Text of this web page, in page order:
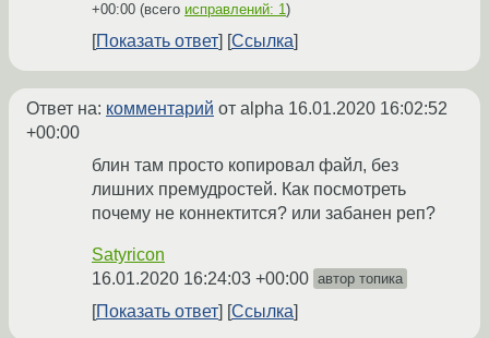
+00:00 (всего исправлений: 1)
Показать ответ Ссылка
Ответ на: комментарий от alpha 16.01.2020 16:02:52
+00:00
блин там просто копировал файл, без
лишних премудростей. Как посмотреть
почему не коннектится? или забанен реп?
Satyricon
16.01.2020 16:24:03 +00:00 автор топика
Показать ответ Ссылка